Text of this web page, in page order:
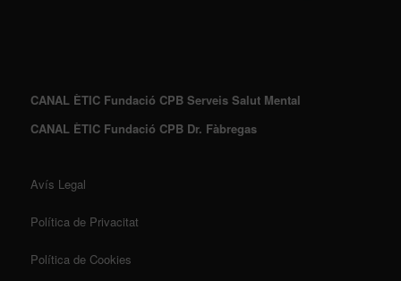
CANAL ÈTIC Fundació CPB Serveis Salut Mental
CANAL ÈTIC Fundació CPB Dr. Fàbregas
Avís Legal
Política de Privacitat
Política de Cookies